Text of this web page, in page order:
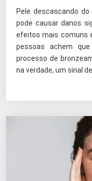
Pele descascando
pode causar danos
efeitos mais comuns
pessoas achem
processo de
na verdade, um sinal